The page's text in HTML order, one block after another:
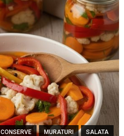
CONSERVE MURATURI SALATA